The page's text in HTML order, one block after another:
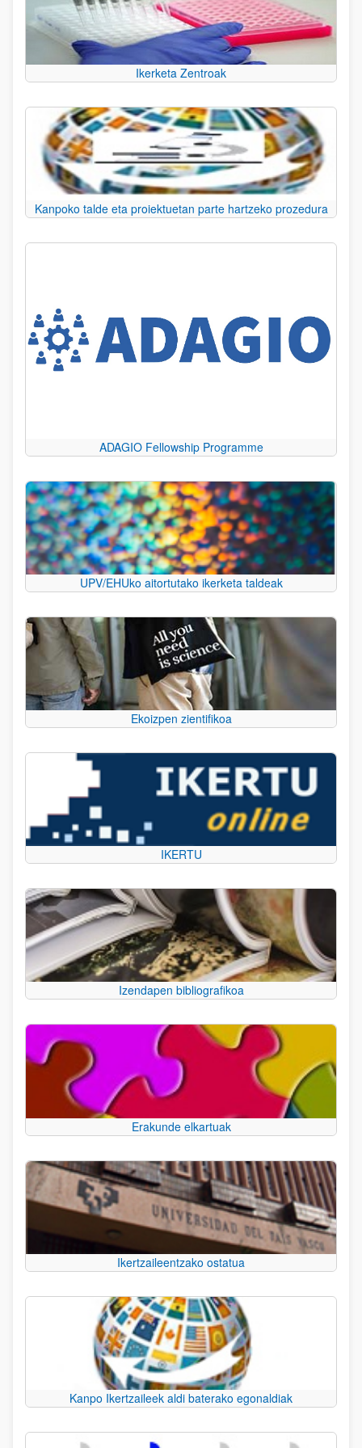
Ikerketa Zentroak
Kanpoko talde eta proiektuetan parte hartzeko prozedura
ADAGIO Fellowship Programme
UPV/EHUko aitortutako ikerketa taldeak
Ekoizpen zientifikoa
IKERTU
Izendapen bibliografikoa
Erakunde elkartuak
Ikertzaileentzako ostatua
Kanpo Ikertzaileek aldi baterako egonaldiak